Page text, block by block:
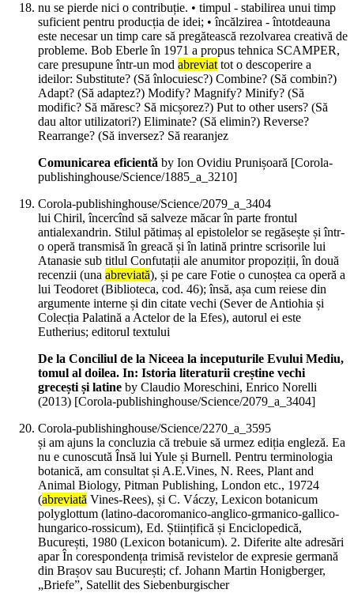
nu se pierde nici o contribuție. • timpul - stabilirea unui timp
suficient pentru producția de idei; • încălzirea - întotdeauna
este necesar un timp care să pregătească rezolvarea creativă de
probleme. Bob Eberle în 1971 a propus tehnica SCAMPER,
care presupune într-un mod abreviattot o descoperire a
ideilor: Substitute? (Să înlocuiesc?) Combine? (Să combin?)
Adapt? (Să adaptez?) Modify? Magnify? Minify? (Să
modific? Să măresc? Să micșorez?) Put to other users? (Să
dau altor utilizatori?) Eliminate? (Să elimin?) Reverse?
Rearrange? (Să inversez? Să rearanjez
Comunicarea eficientă by Ion Ovidiu Prunișoară [Corola-
publishinghouse/Science/1885_a_3210]
Corola-publishinghouse/Science/2079_a_3404
lui Chiril, încercînd să salveze măcar în parte frontul
antialexandrin. Stilul pătimaș al epistolelor se regăsește și într-
o operă transmisă în greacă și în latină printre scrisorile lui
Atanasie sub titlul Confutații ale anumitor propoziții, în două
recenzii (una abreviată), și pe care Fotie o cunoștea ca operă a
lui Teodoret (Biblioteca, cod. 46); însă, așa cum reiese din
argumente interne și din citate vechi (Sever de Antiohia și
Colecția Palatină a Actelor de la Efes), autorul ei este
Eutherius; editorul textului
De la Conciliul de la Niceea la inceputurile Evului Mediu,
tomul al doilea. In: Istoria literaturii creștine vechi
grecești și latine by Claudio Moreschini, Enrico Norelli
(2013) [Corola-publishinghouse/Science/2079_a_3404]
Corola-publishinghouse/Science/2270_a_3595
și am ajuns la concluzia că trebuie să urmez ediția engleză. Ea
nu e cunoscută Însă lui Yule și Burnell. Pentru terminologia
botanică, am consultat și A.E.Vines, N. Rees, Plant and
Animal Biology, Pitman Publishing, London etc., 19724
(abreviată Vines-Rees), și C. Váczy, Lexicon botanicum
polyglottum (latino-dacoromanico-anglico-grmanico-gallico-
hungarico-rossicum), Ed. Științifică și Enciclopedică,
București, 1980 (Lexicon botanicum). 2. Diferite alte adresări
apar În corespondența trimisă revistelor de expresie germană
din Brașov sau București; cf. Johann Martin Honigberger,
„Briefe”, Satellit des Siebenburgischer